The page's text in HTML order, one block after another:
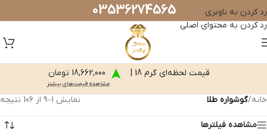
رد کردن به ناوبری
رد کردن به محتوای اصلی
03536274565
قیمت لحظه‌ای گرم 18 | 18,662,000 تومان
مشاهده قیمت‌های بیشتر
خانه/گوشواره طلا نمایش 10–18 از 106 نتیجه
مشاهده فیلترها